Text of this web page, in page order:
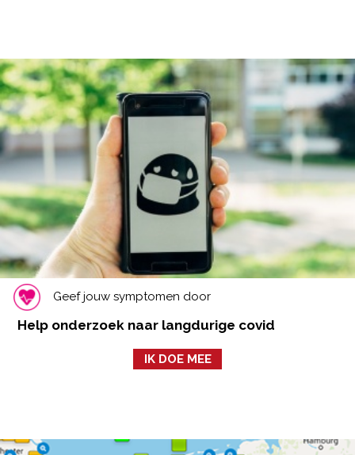
Geef jouw symptomen door
Help onderzoek naar langdurige covid
IK DOE MEE